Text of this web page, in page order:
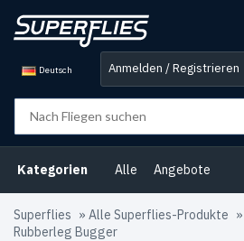
Deutsch Anmelden / Registrieren
Kategorien Alle Angebote
Superflies » Alle Superflies-Produkte »
Rubberleg Bugger